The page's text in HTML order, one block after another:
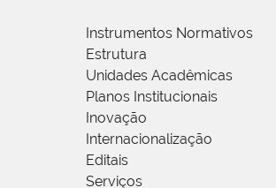
Instrumentos Normativos
Estrutura
Unidades Acadêmicas
Planos Institucionais
Inovação
Internacionalização
Editais
Serviços